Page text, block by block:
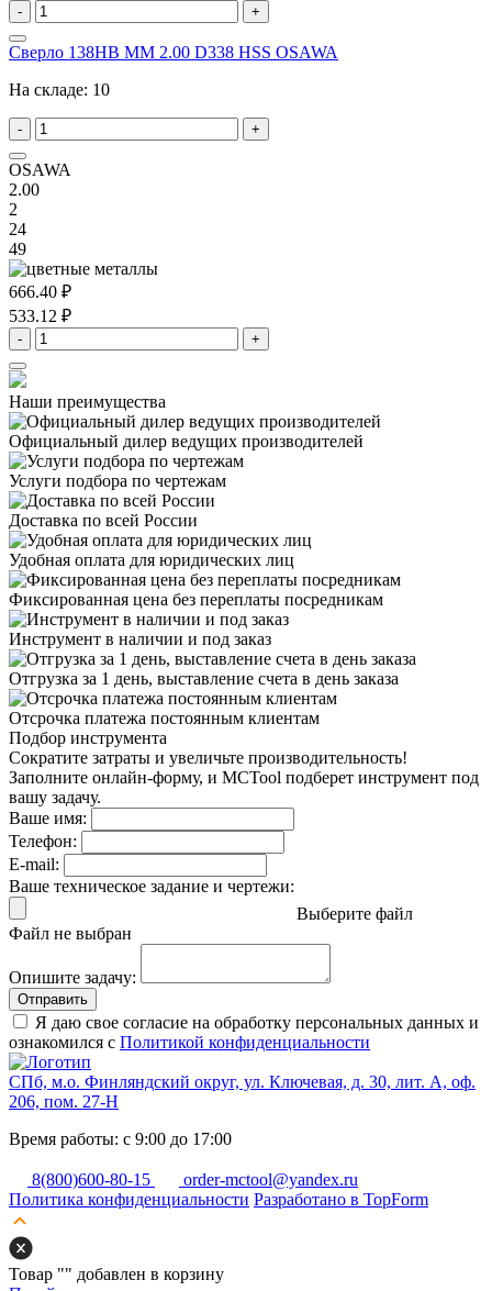
- +
Сверло 138HB MM 2.00 D338 HSS OSAWA
На складе: 10
- +
OSAWA
2.00
2
24
49
666.40 ₽
533.12 ₽
- +
Наши преимущества
Официальный дилер ведущих производителей
Услуги подбора по чертежам
Доставка по всей России
Удобная оплата для юридических лиц
Фиксированная цена без переплаты посредникам
Инструмент в наличии и под заказ
Отгрузка за 1 день, выставление счета в день заказа
Отсрочка платежа постоянным клиентам
Подбор инструмента
Сократите затраты и увеличьте производительность!
Заполните онлайн-форму, и MCTool подберет инструмент под
вашу задачу.
Ваше имя:
Телефон:
E-mail:
Ваше техническое задание и чертежи:
Выберите файл
Файл не выбран
Опишите задачу:
Отправить
Я даю свое согласие на обработку персональных данных и
ознакомился с Политикой конфиденциальности
СПб, м.о. Финляндский округ, ул. Ключевая, д. 30, лит. А, оф.
206, пом. 27-Н
Время работы: с 9:00 до 17:00
8(800)600-80-15
order-mctool@yandex.ru
Политика конфиденциальности Разработано в TopForm
Товар "" добавлен в корзину